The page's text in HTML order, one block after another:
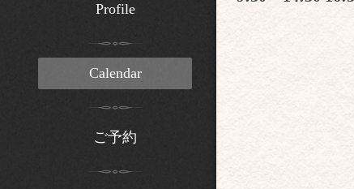
Profile
Calendar
ご予約